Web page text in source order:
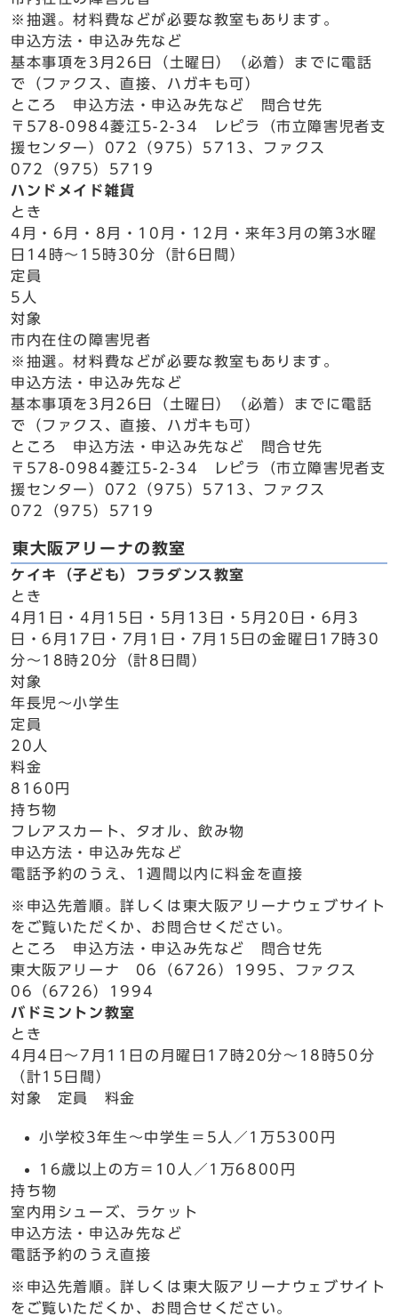
※抽選。材料費などが必要な教室もあります。
申込方法・申込み先など
基本事項を3月26日（土曜日）（必着）までに電話
で（ファクス、直接、ハガキも可）
ところ 申込方法・申込み先など 問合せ先
〒578-0984菱江5-2-34 レピラ（市立障害児者支
援センター）072（975）5713、ファクス
072（975）5719
ハンドメイド雑貨
とき
4月・6月・8月・10月・12月・来年3月の第3水曜
日14時～15時30分（計6日間）
定員
5人
対象
市内在住の障害児者
※抽選。材料費などが必要な教室もあります。
申込方法・申込み先など
基本事項を3月26日（土曜日）（必着）までに電話
で（ファクス、直接、ハガキも可）
ところ 申込方法・申込み先など 問合せ先
〒578-0984菱江5-2-34 レピラ（市立障害児者支
援センター）072（975）5713、ファクス
072（975）5719
東大阪アリーナの教室
ケイキ（子ども）フラダンス教室
とき
4月1日・4月15日・5月13日・5月20日・6月3
日・6月17日・7月1日・7月15日の金曜日17時30
分～18時20分（計8日間）
対象
年長児～小学生
定員
20人
料金
8160円
持ち物
フレアスカート、タオル、飲み物
申込方法・申込み先など
電話予約のうえ、1週間以内に料金を直接
※申込先着順。詳しくは東大阪アリーナウェブサイト
をご覧いただくか、お問合せください。
ところ 申込方法・申込み先など 問合せ先
東大阪アリーナ 06（6726）1995、ファクス
06（6726）1994
バドミントン教室
とき
4月4日～7月11日の月曜日17時20分～18時50分
（計15日間）
対象 定員 料金
小学校3年生～中学生＝5人／1万5300円
16歳以上の方＝10人／1万6800円
持ち物
室内用シューズ、ラケット
申込方法・申込み先など
電話予約のうえ直接
※申込先着順。詳しくは東大阪アリーナウェブサイト
をご覧いただくか、お問合せください。